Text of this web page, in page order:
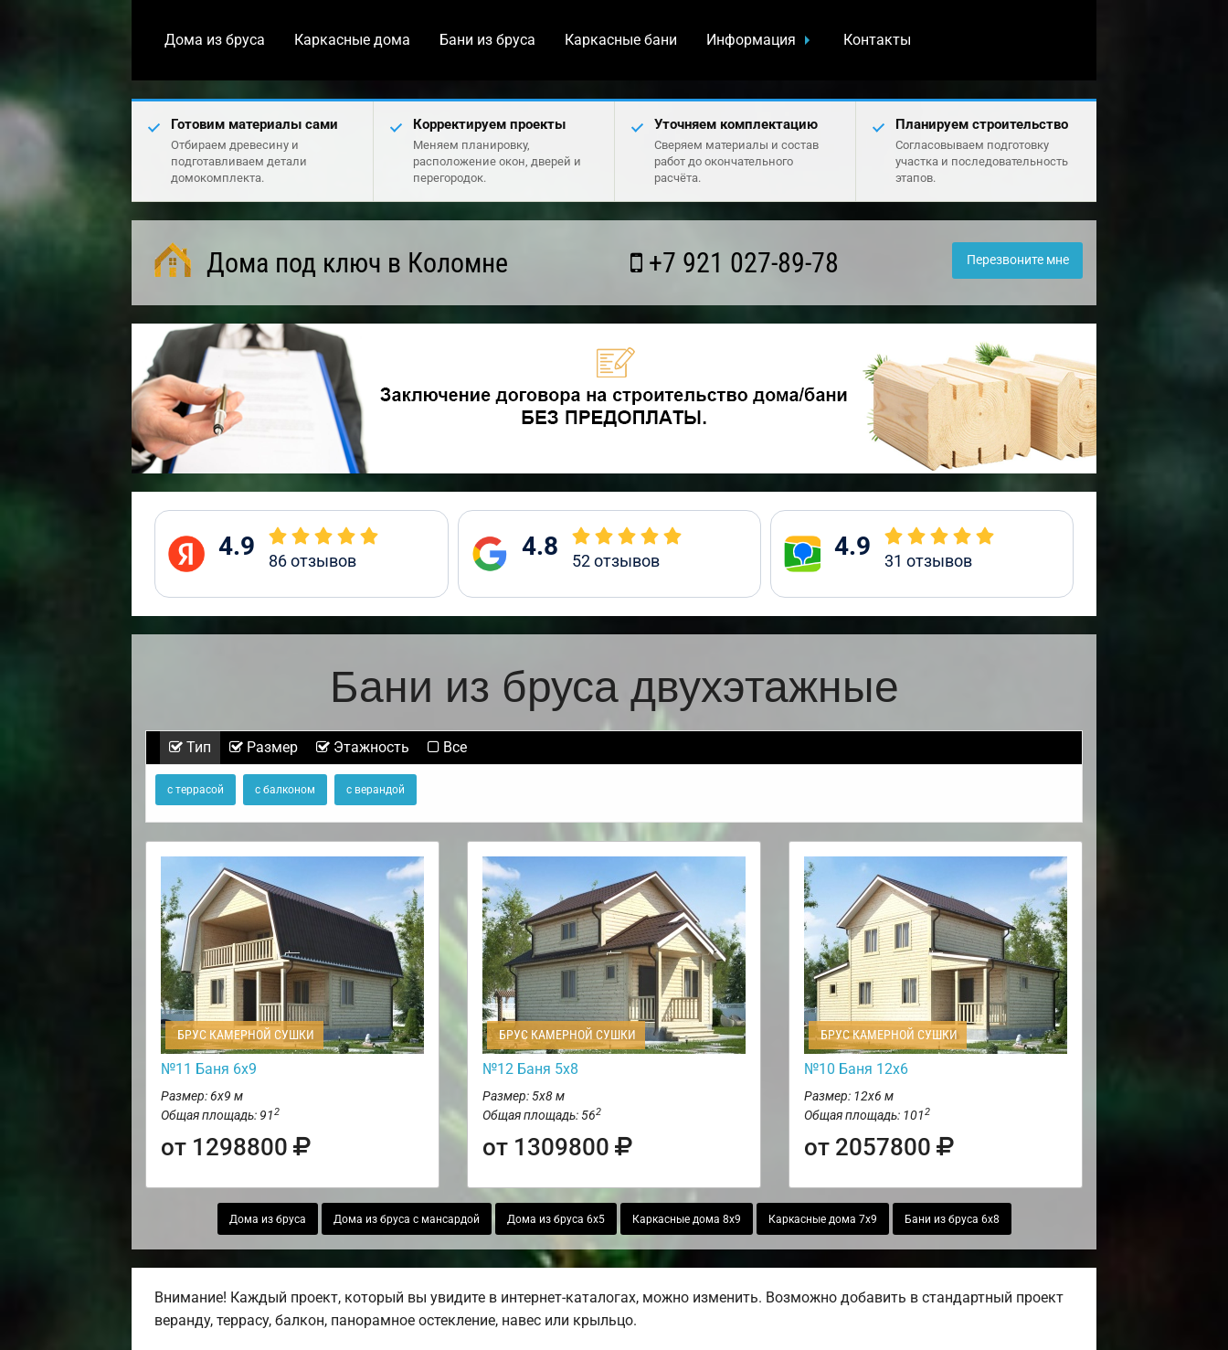
Дома из бруса Каркасные дома Бани из бруса Каркасные бани Информация Контакты
Готовим материалы сами
Отбираем древесину и
подготавливаем детали
домокомплекта.
Корректируем проекты
Меняем планировку,
расположение окон, дверей и
перегородок.
Уточняем комплектацию
Сверяем материалы и состав
работ до окончательного
расчёта.
Планируем строительство
Согласовываем подготовку
участка и последовательность
этапов.
Дома под ключ в Коломне +7 921 027-89-78 Перезвоните мне
4.9 86отзывов 4.8 52отзывов 4.9 31 отзывов
Бани из бруса двухэтажные
Тип Размер Этажность Все
с террасой с балконом с верандой
БРУС КАМЕРНОЙ СУШКИ
№11 Баня 6х9
Размер: 6х9 м
Общая площадь: 912
от 1298800
БРУС КАМЕРНОЙ СУШКИ
№12 Баня 5х8
Размер: 5х8 м
Общая площадь: 562
от 1309800
БРУС КАМЕРНОЙ СУШКИ
№10 Баня 12х6
Размер: 12х6 м
Общая площадь: 1012
от 2057800
Дома из бруса Дома из бруса с мансардой Дома из бруса 6х5 Каркасные дома 8х9 Каркасные дома 7х9 Бани из бруса 6х8
Внимание! Каждый проект, который вы увидите в интернет-каталогах, можно изменить. Возможно добавить в стандартный проект
веранду, террасу, балкон, панорамное остекление, навес или крыльцо.